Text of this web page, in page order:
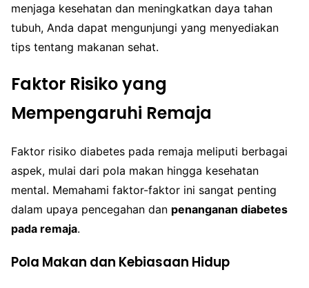
menjaga kesehatan dan meningkatkan daya tahan
tubuh, Anda dapat mengunjungi yang menyediakan
tips tentang makanan sehat.
Faktor Risiko yang
Mempengaruhi Remaja
Faktor risiko diabetes pada remaja meliputi berbagai
aspek, mulai dari pola makan hingga kesehatan
mental. Memahami faktor-faktor ini sangat penting
dalam upaya pencegahan dan penanganan diabetes
pada remaja.
Pola Makan dan Kebiasaan Hidup